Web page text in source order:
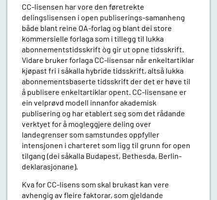
CC-lisensen har vore den føretrekte
delingslisensen i open publiserings-samanheng
både blant reine OA-forlag og blant dei store
kommersielle forlaga som i tillegg til lukka
abonnementstidsskrift òg gir ut opne tidsskrift.
Vidare bruker forlaga CC-lisensar når enkeltartiklar
kjøpast fri i såkalla hybride tidsskrift, altså lukka
abonnementsbaserte tidsskrift der det er høve til
å publisere enkeltartiklar opent. CC-lisensane er
ein velprøvd modell innanfor akademisk
publisering og har etablert seg som det rådande
verktyet for å mogleggjere deling over
landegrenser som samstundes oppfyller
intensjonen i charteret som ligg til grunn for open
tilgang (dei såkalla Budapest, Bethesda, Berlin-
deklarasjonane).
Kva for CC-lisens som skal brukast kan vere
avhengig av fleire faktorar, som gjeldande